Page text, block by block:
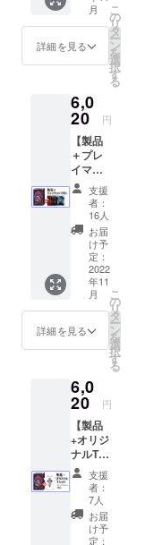
キャラ
クター
をメイ
セック
スなデ
ザイン
を施し
たTシャ
ツとな
りま
す。生
地感と
色合い
にこだ
わりの
ある
comfort
colors
ディを
使用
良いT
シャツ
となっ
ており
ます。
サイ
ズ：S
or M or
L or XL
カ
ラー：
本製品
だけで
遊べま
アクリ
ル製
デッキ
スタン
ド（1
アクリ
ル製の
ぞきコ
マ（1
個）
【金
額】 プ
ラン
5,000円
+送料
520円
（レ
ター
パック
ライ
ト）
【詳
魔とロ
リータ
の基本
セット
です。
「アク
リル製
デッキ
スタン
ド」 悪
魔とロ
月
詳細を見る
こ
の
リ
タ
ー
ン
を
選
択
す
る
6,0
20 円
【製品
＋プレ
イマッ
ト】 ★
製品（1
セッ
ト） ・
プレイ
マット
（1枚）
【金
額】 プ
ラン
5,500円
+送料
520円
ター
パック
ライ
ト）
【詳
細】
「製
品」 悪
魔とロ
リータ
の基本
セット
支援
者：
16人
お届
け予
定：
2022
年11
月
詳細を見る
こ
の
リ
タ
ー
ン
を
選
択
す
る
6,0
20 円
【製品
+オリジ
ナルT
シャ
ツ】 ★
製品（1
セッ
ト） ・
悪魔と
支援
者：
7人
お届
け予
定：